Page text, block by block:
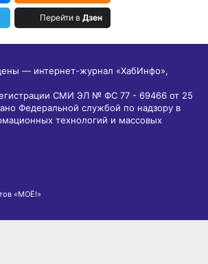
Перейти в Дзен
— интернет-журнал «ХабИнфо»,
СМИ ЭЛ № ФС 77 - 69466 от 25
Федеральной службой по надзору в
технологий и массовых
«МОЁ!»